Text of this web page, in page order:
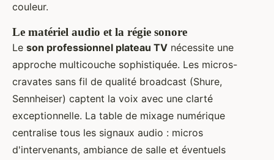
couleur.
Le matériel audio et la régie sonore
Le son professionnel plateau TV nécessite une
approche multicouche sophistiquée. Les micros-
cravates sans fil de qualité broadcast (Shure,
Sennheiser) captent la voix avec une clarté
exceptionnelle. La table de mixage numérique
centralise tous les signaux audio : micros
d'intervenants, ambiance de salle et éventuels